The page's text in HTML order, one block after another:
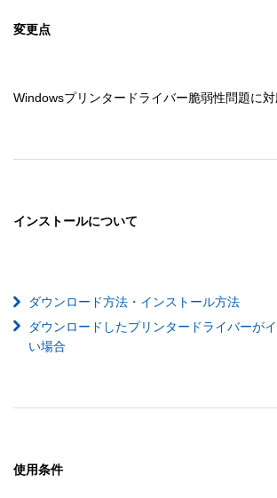
変更点
Windowsプリンタードライバー脆弱性問題に対
インストールについて
ダウンロード方法・インストール方法
ダウンロードしたプリンタードライバーが
い場合
使用条件